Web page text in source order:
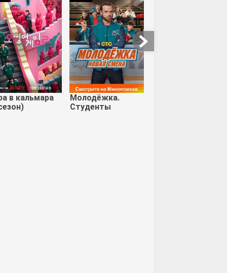
в кальмара
Молодёжка.
Студенты